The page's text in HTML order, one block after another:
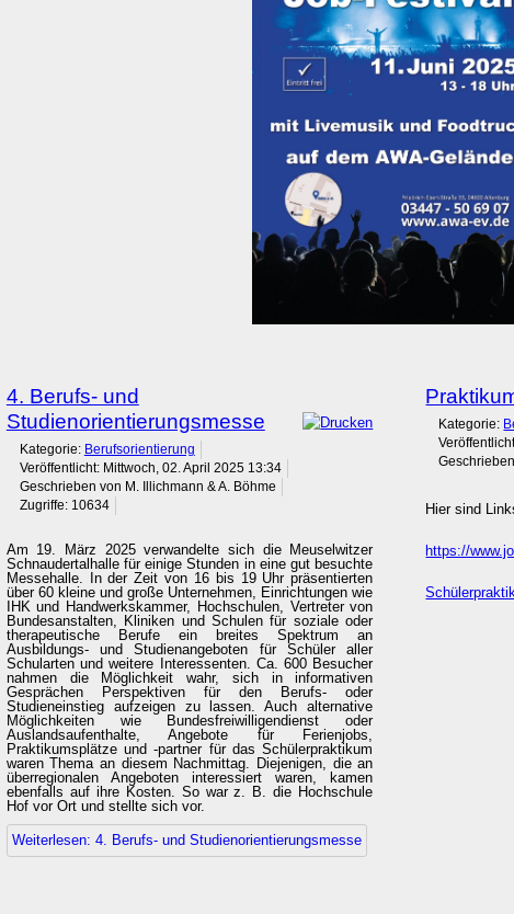
4. Berufs- und
Studienorientierungsmesse
Kategorie: Berufsorientierung
Veröffentlicht: Mittwoch, 02. April 2025 13:34
Geschrieben von M. Illichmann & A. Böhme
Zugriffe: 10634
Am 19. März 2025 verwandelte sich die Meuselwitzer
Schnaudertalhalle für einige Stunden in eine gut besuchte
Messehalle. In der Zeit von 16 bis 19 Uhr präsentierten
über 60 kleine und große Unternehmen, Einrichtungen wie
IHK und Handwerkskammer, Hochschulen, Vertreter von
Bundesanstalten, Kliniken und Schulen für soziale oder
therapeutische Berufe ein breites Spektrum an
Ausbildungs- und Studienangeboten für Schüler aller
Schularten und weitere Interessenten. Ca. 600 Besucher
nahmen die Möglichkeit wahr, sich in informativen
Gesprächen Perspektiven für den Berufs- oder
Studieneinstieg aufzeigen zu lassen. Auch alternative
Möglichkeiten wie Bundesfreiwilligendienst oder
Auslandsaufenthalte, Angebote für Ferienjobs,
Praktikumsplätze und -partner für das Schülerpraktikum
waren Thema an diesem Nachmittag. Diejenigen, die an
überregionalen Angeboten interessiert waren, kamen
ebenfalls auf ihre Kosten. So war z. B. die Hochschule
Hof vor Ort und stellte sich vor.
Weiterlesen: 4. Berufs- und Studienorientierungsmesse
Kategorie:
Hier sind
https://